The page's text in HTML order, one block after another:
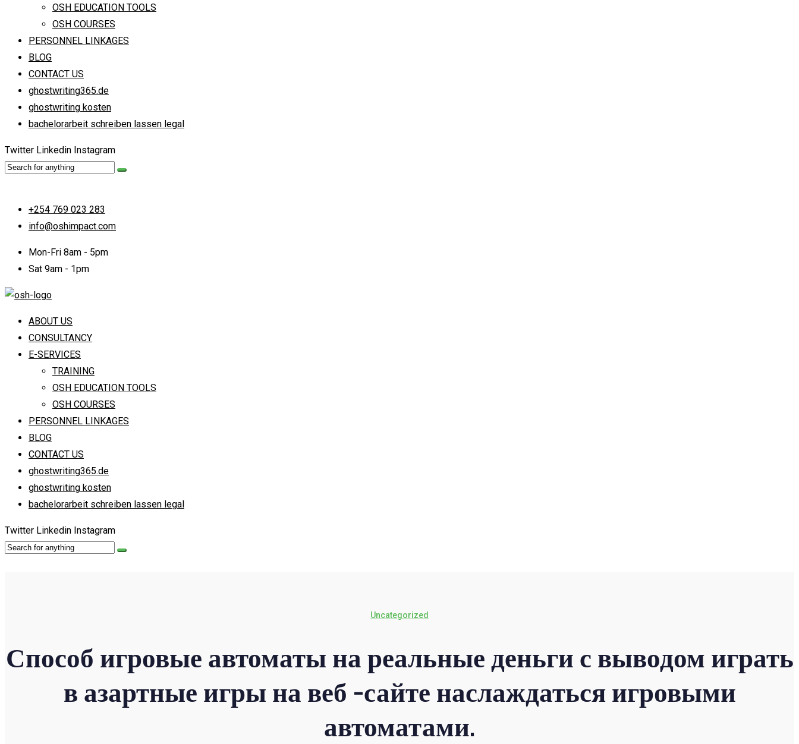
OSH EDUCATION TOOLS
OSH COURSES
PERSONNEL LINKAGES
BLOG
CONTACT US
ghostwriting365.de
ghostwriting kosten
bachelorarbeit schreiben lassen legal
Twitter Linkedin Instagram
+254 769 023 283
info@oshimpact.com
Mon-Fri 8am - 5pm
Sat 9am - 1pm
ABOUT US
CONSULTANCY
E-SERVICES
TRAINING
OSH EDUCATION TOOLS
OSH COURSES
PERSONNEL LINKAGES
BLOG
CONTACT US
ghostwriting365.de
ghostwriting kosten
bachelorarbeit schreiben lassen legal
Twitter Linkedin Instagram
Uncategorized
Способ игровые автоматы на реальные деньги с выводом играть
в азартные игры на веб -сайте наслаждаться игровыми
автоматами.